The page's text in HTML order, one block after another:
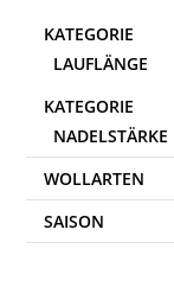
WOLLARTEN
SAISON